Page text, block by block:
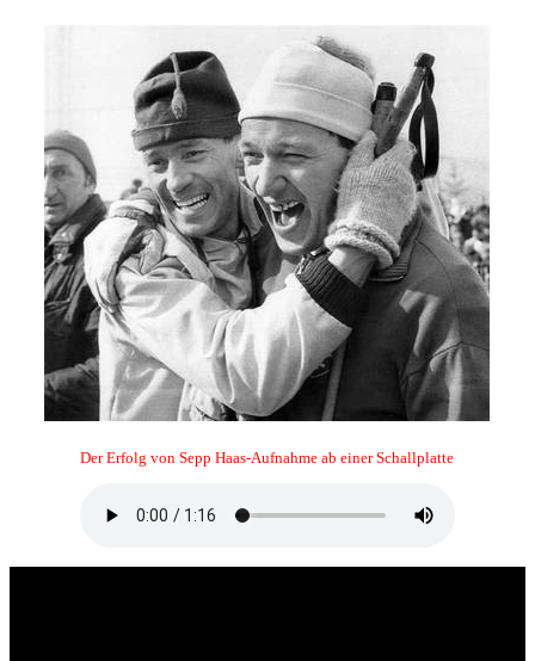
Der Erfolg von Sepp Haas-Aufnahme ab einer Schallplatte